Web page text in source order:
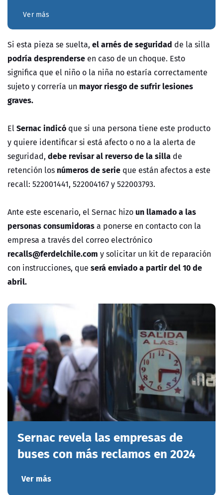
Ver más
Si esta pieza se suelta, el arnés de seguridad de la silla
podría desprenderse en caso de un choque. Esto
significa que el niño o la niña no estaría correctamente
sujeto y correría un mayor riesgo de sufrir lesiones
graves.
ElSernac indicó que si una persona tiene este producto
y quiere identificar si está afecto o no a la alerta de
seguridad, debe revisar al reverso de la silla de
retención los números de serie que están afectos a este
recall: 522001441, 522004167 y 522003793.
Ante este escenario, el Sernac hizo un llamado a las
personas consumidorasa ponerse en contacto con la
empresa a través del correo electrónico
recalls@ferdelchile.com y solicitar un kit de reparación
con instrucciones, que será enviado a partir del 10 de
abril.
Sernac revela las empresas de
buses con más reclamos en 2024
Ver más